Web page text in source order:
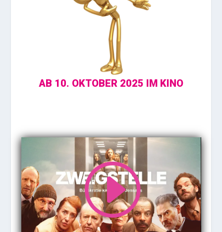
AB 10. OKTOBER 2025 IM KINO